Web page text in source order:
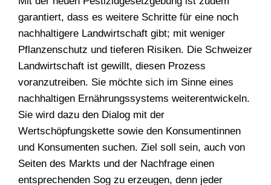
garantiert, dass es weitere Schritte für eine noch
nachhaltigere Landwirtschaft gibt; mit weniger
Pflanzenschutz und tieferen Risiken. Die Schweizer
Landwirtschaft ist gewillt, diesen Prozess
voranzutreiben. Sie möchte sich im Sinne eines
nachhaltigen Ernährungssystems weiterentwickeln.
Sie wird dazu den Dialog mit der
Wertschöpfungskette sowie den Konsumentinnen
und Konsumenten suchen. Ziel soll sein, auch von
Seiten des Markts und der Nachfrage einen
entsprechenden Sog zu erzeugen, denn jeder
WONACH SUCHEN
SIE?